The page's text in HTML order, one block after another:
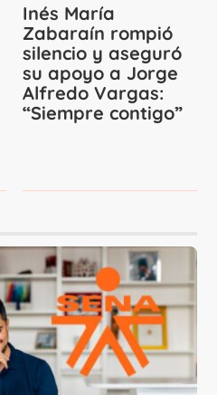
Inés María
Zabaraín rompió
silencio y aseguró
su apoyo a Jorge
Alfredo Vargas:
“Siempre contigo”